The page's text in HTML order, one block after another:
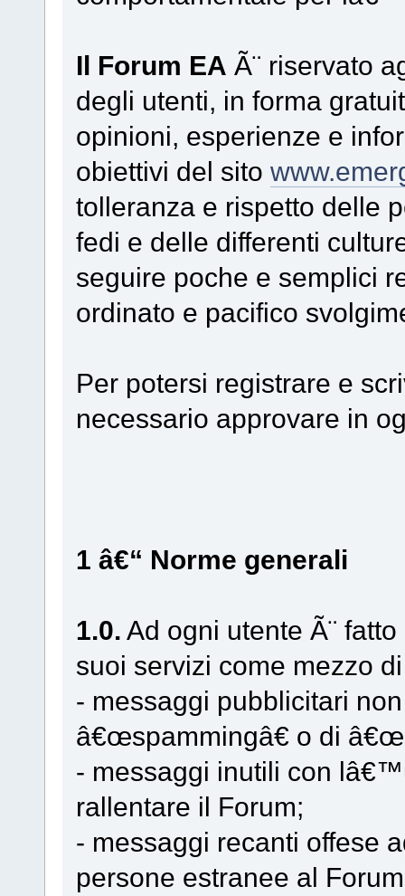
Il Forum EA Ã¨ riservato
degli utenti, in forma
opinioni, esperienze e
obiettivi del sito
tolleranza e rispetto delle
fedi e delle differenti
seguire poche e semplici
ordinato e pacifico
Per potersi registrare e
necessario approvare in
1 â€“ Norme generali
1.0. Ad ogni utente Ã¨
suoi servizi come mezzo
- messaggi pubblicitari
â€œspammingâ€ o di
- messaggi inutili con
rallentare il Forum;
- messaggi recanti offese
persone estranee al